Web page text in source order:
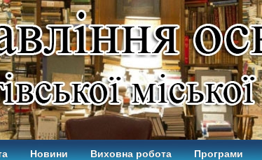
Новини Виховна робота Програми